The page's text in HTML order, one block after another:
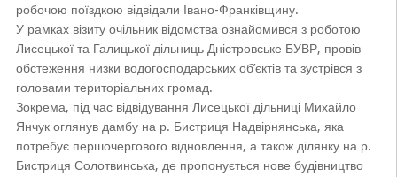
робочою поїздкою відвідали Івано-Франківщину.
У рамках візиту очільник відомства ознайомився з роботою
Лисецької та Галицької дільницьДністровське БУВР, провів
обстеження низки водогосподарських об’єктів та зустрівся з
головами територіальних громад.
Зокрема, під час відвідування Лисецької дільниці Михайло
Янчук оглянув дамбу на р. Бистриця Надвірнянська, яка
потребує першочергового відновлення, а також ділянку на р.
Бистриця Солотвинська, де пропонується нове будівництво